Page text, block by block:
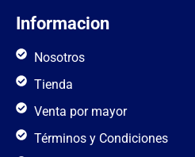
Informacion
Nosotros
Tienda
Venta por mayor
Términos y Condiciones